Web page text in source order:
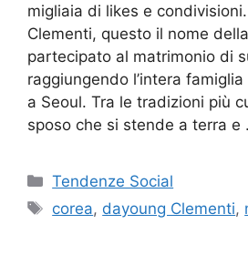
migliaia di likes e
Clementi, questo il nome
partecipato al matrimonio di
raggiungendo l’intera
a Seoul. Tra le tradizioni più
sposo che si stende a terra e
Categorie
Tendenze Social
Tag
corea, dayoung Clementi,